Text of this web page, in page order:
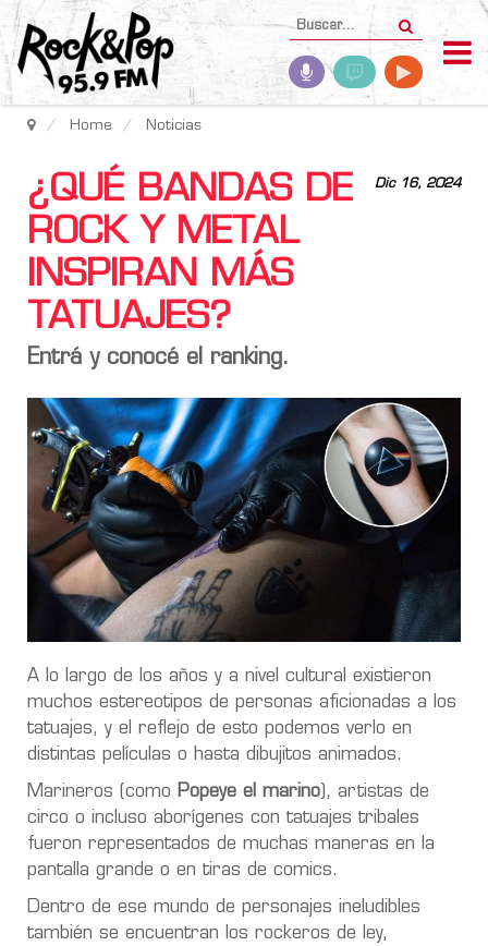
Home Noticias
Dic 16, 2024
¿QUÉ BANDAS DE
ROCK Y METAL
INSPIRAN MÁS
TATUAJES?
Entrá y conocé el ranking.
A lo largo de los años y a nivel cultural existieron
muchos estereotipos de personas aficionadas a los
tatuajes, y el reflejo de esto podemos verlo en
distintas películas o hasta dibujitos animados.
Marineros (como Popeye el marino ), artistas de
circo o incluso aborígenes con tatuajes tribales
fueron representados de muchas maneras en la
pantalla grande o en tiras de comics.
Dentro de ese mundo de personajes ineludibles
también se encuentran los rockeros de ley,